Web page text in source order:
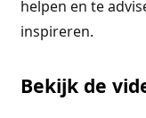
helpen en te
inspireren.
Bekijk de